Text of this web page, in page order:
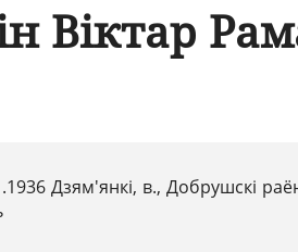
Віктар
Дзям'янкі, в., Добрушскі